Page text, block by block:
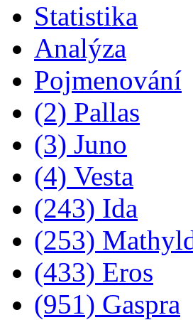
Statistika
Analýza
Pojmenování
(2) Pallas
(3) Juno
(4) Vesta
(243) Ida
(253)
(433) Eros
(951) Gaspra